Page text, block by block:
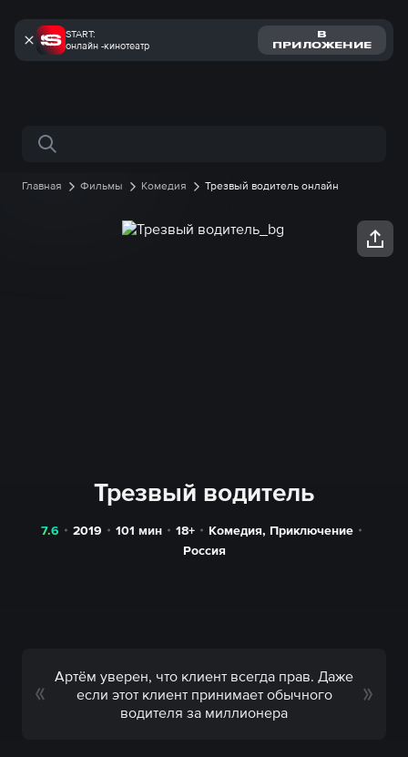
START:
онлайн -кинотеатр
В
ПРИЛОЖЕНИЕ
Поиск по сайту
Главная Фильмы Комедия Трезвый водитель онлайн
Трезвый водитель
7.6 2019 101 мин 18+ Комедия, Приключение
Россия
Артём уверен, что клиент всегда прав. Даже
если этот клиент принимает обычного
водителя за миллионера